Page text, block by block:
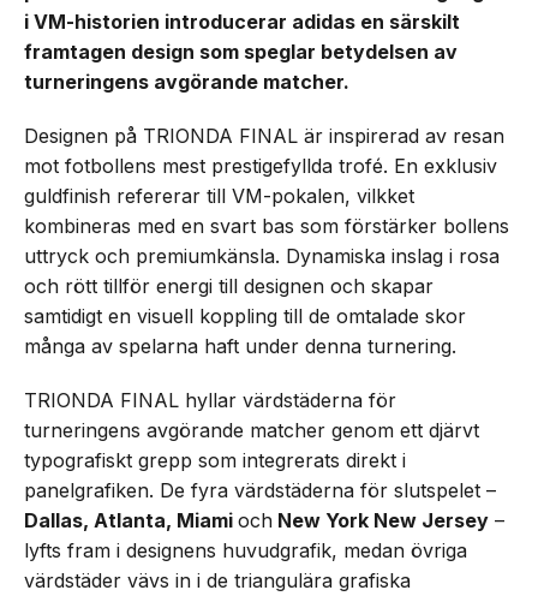
i VM-historien introducerar adidas en särskilt
framtagen design som speglar betydelsen av
turneringens avgörande matcher.
Designen på TRIONDA FINAL är inspirerad av resan
mot fotbollens mest prestigefyllda trofé. En exklusiv
guldfinish refererar till VM-pokalen, vilkket
kombineras med en svart bas som förstärker bollens
uttryck och premiumkänsla. Dynamiska inslag i rosa
och rött tillför energi till designen och skapar
samtidigt en visuell koppling till de omtalade skor
många av spelarna haft under denna turnering.
TRIONDA FINAL hyllar värdstäderna för
turneringens avgörande matcher genom ett djärvt
typografiskt grepp som integrerats direkt i
panelgrafiken. De fyra värdstäderna för slutspelet –
Dallas, Atlanta, Miami och New York New Jersey –
lyfts fram i designens huvudgrafik, medan övriga
värdstäder vävs in i de triangulära grafiska